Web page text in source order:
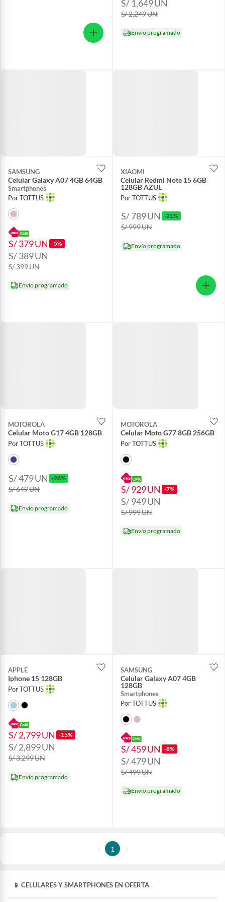
S/ 1,649UN
S/ 2,249UN
Envío programado
SAMSUNG
Celular Galaxy A07 4GB 64GB
Smartphones
Por TOTTUS
S/ 379UN -5%
S/ 389UN
S/ 399UN
Envío programado
XIAOMI
Celular Redmi Note 15 6GB
128GB AZUL
Por TOTTUS
S/ 789UN -21%
S/ 999UN
Envío programado
MOTOROLA
Celular Moto G17 4GB 128GB
Por TOTTUS
S/ 479UN -26%
S/ 649UN
Envío programado
MOTOROLA
Celular Moto G77 8GB 256GB
Por TOTTUS
S/ 929UN -7%
S/ 949UN
S/ 999UN
Envío programado
APPLE
Iphone 15 128GB
Por TOTTUS
S/ 2,799UN -15%
S/ 2,899UN
S/ 3,299UN
Envío programado
SAMSUNG
Celular Galaxy A07 4GB
128GB
Smartphones
Por TOTTUS
S/ 459UN -8%
S/ 479UN
S/ 499UN
Envío programado
1
📱 CELULARES Y SMARTPHONES EN OFERTA